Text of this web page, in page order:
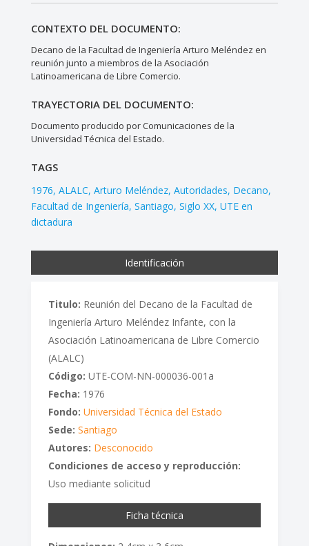
CONTEXTO DEL DOCUMENTO:
Decano de la Facultad de Ingeniería Arturo Meléndez en
reunión junto a miembros de la Asociación
Latinoamericana de Libre Comercio.
TRAYECTORIA DEL DOCUMENTO:
Documento producido por Comunicaciones de la
Universidad Técnica del Estado.
TAGS
1976 ALALC Arturo Meléndez Autoridades Decano
Facultad de Ingeniería Santiago Siglo XX UTE en
dictadura
Identificación
Titulo: Reunión del Decano de la Facultad de
Ingeniería Arturo Meléndez Infante, con la
Asociación Latinoamericana de Libre Comercio
(ALALC)
Código: UTE-COM-NN-000036-001a
Fecha: 1976
Fondo: Universidad Técnica del Estado
Sede: Santiago
Autores: Desconocido
Condiciones de acceso y reproducción:
Uso mediante solicitud
Ficha técnica